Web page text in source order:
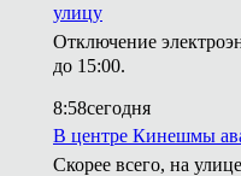
улицу
Отключение
до 15:00.
8:58сегодня
В центре Кинешмы
Скорее всего, на